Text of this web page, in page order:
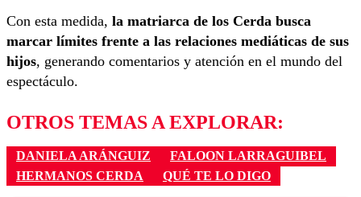
Con esta medida, la matriarca de los Cerda busca
marcar límites frente a las relaciones mediáticas de sus
hijos, generando comentarios y atención en el mundo del
espectáculo.
OTROS TEMAS A EXPLORAR:
DANIELA ARÁNGUIZ
FALOON LARRAGUIBEL
HERMANOS CERDA
QUÉ TE LO DIGO